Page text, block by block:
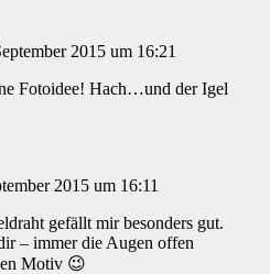
2015 um 16:21
Fotoidee! Hach…und der Igel
2015 um 16:11
gefällt mir besonders gut.
– immer die Augen offen
Motiv 😉